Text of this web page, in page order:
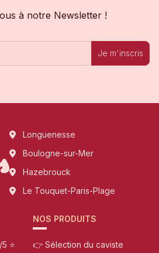
à notre Newsletter !
Je m'inscris
Longuenesse
Boulogne-sur-Mer
Hazebrouck
Le Touquet-Paris-Plage
⭐
NOS PRODUITS
👉 Sélection du caviste